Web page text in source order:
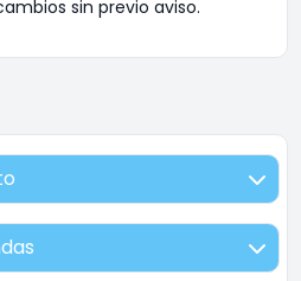
sin previo aviso.